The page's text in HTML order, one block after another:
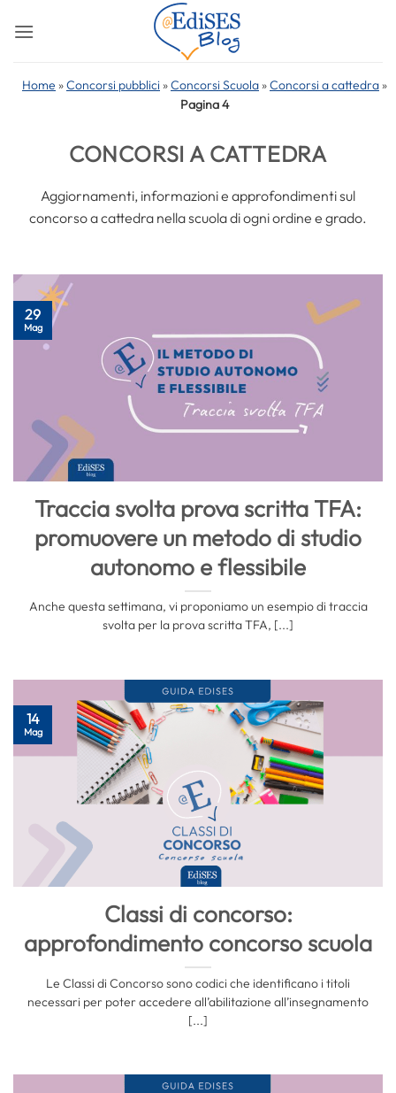
Home »Concorsi pubblici »Concorsi Scuola »Concorsi a cattedra »
Pagina 4
CONCORSI A CATTEDRA
Aggiornamenti, informazioni e approfondimenti sul
concorso a cattedra nella scuola di ogni ordine e grado.
Traccia svolta prova scritta TFA:
promuovere un metodo di studio
autonomo e flessibile
Anche questa settimana, vi proponiamo un esempio di traccia
svolta per la prova scritta TFA, [...]
29
Mag
Classi di concorso:
approfondimento concorso scuola
Le Classi di Concorso sono codici che identificano i titoli
necessari per poter accedere all’abilitazione all’insegnamento
[...]
14
Mag